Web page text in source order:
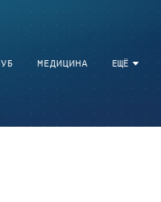
ЕЩЁ
МЕДИЦИНА